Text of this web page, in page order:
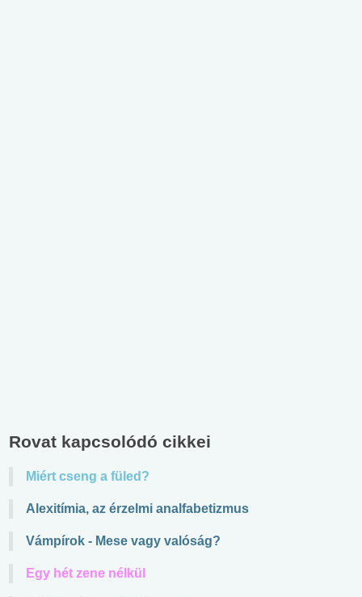
Rovat kapcsolódó cikkei
Miért cseng a füled?
Alexitímia, az érzelmi analfabetizmus
Vámpírok - Mese vagy valóság?
Egy hét zene nélkül